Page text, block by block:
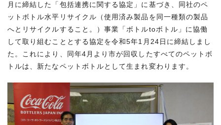
月に締結した「包括連携に関する協定」に基づき、同社のペ
ットボトル水平リサイクル（使用済み製品を同一種類の製品
へとリサイクルすること。）事業「ボトルtoボトル」に協働
して取り組むこととする協定を令和5年1月24日に締結しまし
た。これにより、同年4月より市が回収したすべてのペットボ
トルは、新たなペットボトルとして生まれ変わります。